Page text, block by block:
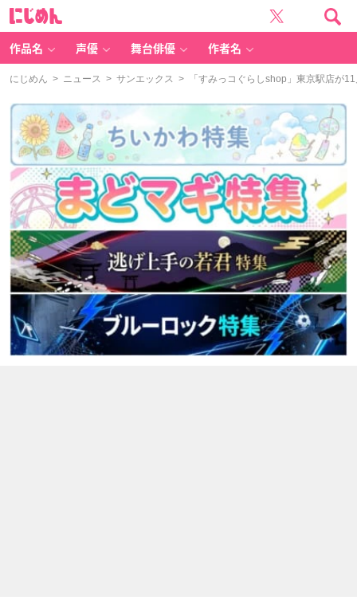
作品名 声優 舞台俳優 作者名
にじめん > ニュース > サンエックス > 「すみっコぐらしshop」東京駅店が